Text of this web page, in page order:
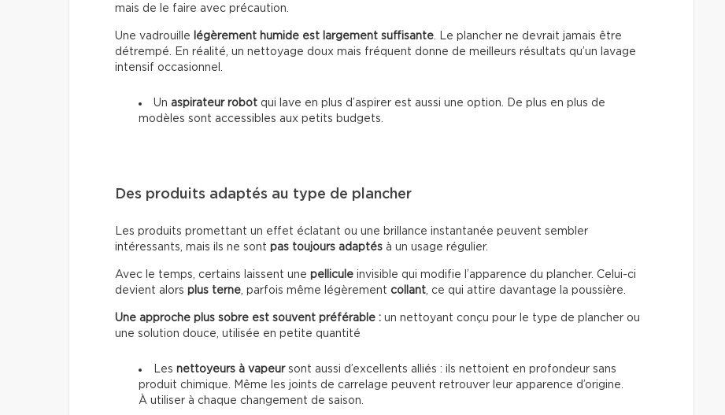
mais de le faire avec précaution.
Une vadrouille légèrement humide est largement suffisante. Le plancher ne devrait jamais être
détrempé. En réalité, un nettoyage doux mais fréquent donne de meilleurs résultats qu’un lavage
intensif occasionnel.
Un aspirateur robot qui lave en plus d’aspirer est aussi une option. De plus en plus de
modèles sont accessibles aux petits budgets.
Des produits adaptés au type de plancher
Les produits promettant un effet éclatant ou une brillance instantanée peuvent sembler
intéressants, mais ils ne sont pas toujours adaptés à un usage régulier.
Avec le temps, certains laissent une pellicule invisible qui modifie l’apparence du plancher. Celui-ci
devient alors plus terne, parfois même légèrement collant, ce qui attire davantage la poussière.
Une approche plus sobre est souvent préférable : un nettoyant conçu pour le type de plancher ou
une solution douce, utilisée en petite quantité
Les nettoyeurs à vapeursont aussi d’excellents alliés : ils nettoient en profondeur sans
produit chimique. Même les joints de carrelage peuvent retrouver leur apparence d’origine.
À utiliser à chaque changement de saison.